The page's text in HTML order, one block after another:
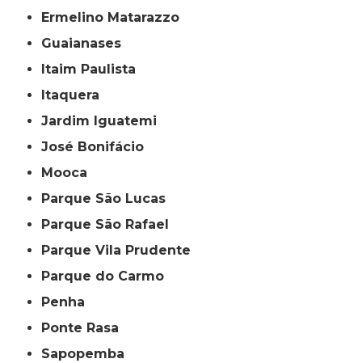
Ermelino Matarazzo
Guaianases
Itaim Paulista
Itaquera
Jardim Iguatemi
José Bonifácio
Mooca
Parque São Lucas
Parque São Rafael
Parque Vila Prudente
Parque do Carmo
Penha
Ponte Rasa
Sapopemba